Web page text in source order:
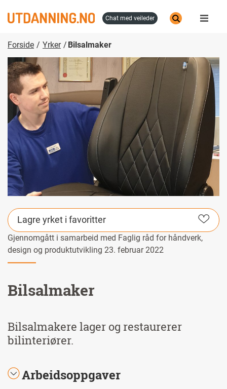
til
chat med veileder
Forside Yrker Bilsalmaker
Lagre yrket i favoritter
Gjennomgått i samarbeid med Faglig råd for håndverk,
design og produktutvikling 23. februar 2022
Bilsalmaker
Bilsalmakere lager og restaurerer
bilinteriører.
Arbeidsoppgaver